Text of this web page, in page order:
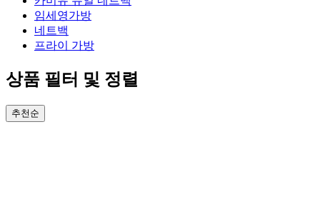
임세영가방
네트백
프라이 가방
상품 필터 및 정렬
추천순